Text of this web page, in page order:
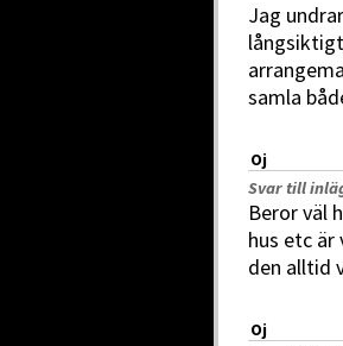
Jag
samla
Oj
Svar till
Beror väl
hus etc
den alltid
Oj